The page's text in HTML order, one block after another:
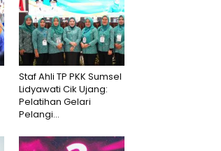
Staf Ahli TP PKK Sumsel
Lidyawati Cik Ujang:
Pelatihan Gelari
Pelangi...